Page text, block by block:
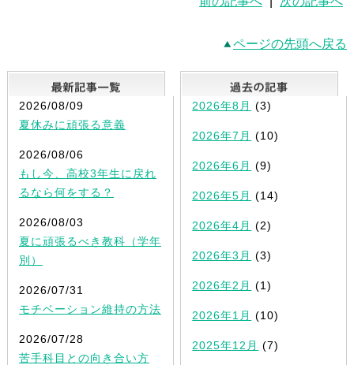
ページの先頭へ戻る
最新記事一覧
2026/08/09
夏休みに頑張る意義
2026/08/06
もし今、高校3年生に戻れ
るなら何をする？
2026/08/03
夏に頑張るべき教科（学年
別）
2026/07/31
モチベーション維持の方法
2026/07/28
苦手科目との向き合い方
2026年8月 (3)
2026年7月 (10)
2026年6月 (9)
2026年5月 (14)
2026年4月 (2)
2026年3月 (3)
2026年2月 (1)
2026年1月 (10)
2025年12月 (7)